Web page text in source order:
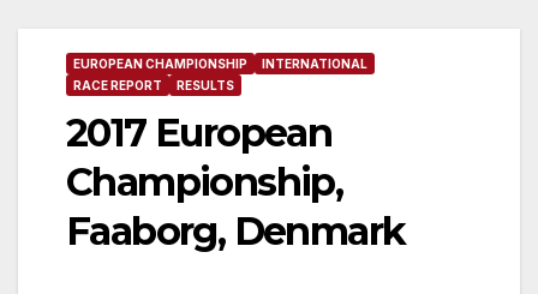
EUROPEAN CHAMPIONSHIP
INTERNATIONAL
RACE REPORT
RESULTS
2017 European
Championship,
Faaborg, Denmark